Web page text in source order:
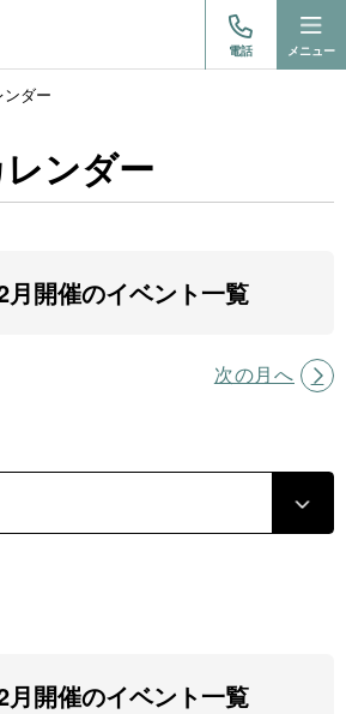
電話 メニュー
ダー
ンダー
月開催のイベント一覧
次の月へ
月開催のイベント一覧